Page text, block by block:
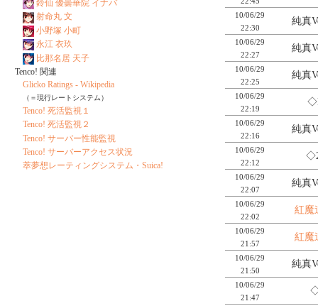
10/06/29
22:30
純真
10/06/29
22:27
純真
10/06/29
22:25
純真
10/06/29
22:19
10/06/29
22:16
純真
10/06/29
22:12
10/06/29
22:07
純真
10/06/29
22:02
紅魔
10/06/29
21:57
紅魔
10/06/29
21:50
純真
10/06/29
21:47
鈴仙 優曇華院 イナバ
射命丸 文
小野塚 小町
永江 衣玖
比那名居 天子
Tenco! 関連
Glicko Ratings - Wikipedia
（＝現行レートシステム）
Tenco! 死活監視１
Tenco! 死活監視２
Tenco! サーバー性能監視
Tenco! サーバーアクセス状況
萃夢想レーティングシステム・Suica!